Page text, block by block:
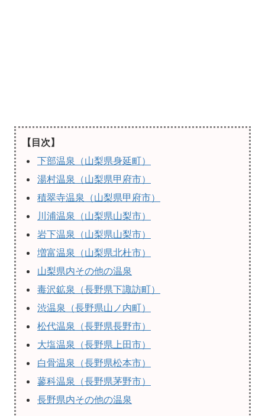
【目次】
下部温泉（山梨県身延町）
湯村温泉（山梨県甲府市）
積翠寺温泉（山梨県甲府市）
川浦温泉（山梨県山梨市）
岩下温泉（山梨県山梨市）
増富温泉（山梨県北杜市）
山梨県内その他の温泉
毒沢鉱泉（長野県下諏訪町）
渋温泉（長野県山ノ内町）
松代温泉（長野県長野市）
大塩温泉（長野県上田市）
白骨温泉（長野県松本市）
蓼科温泉（長野県茅野市）
長野県内その他の温泉